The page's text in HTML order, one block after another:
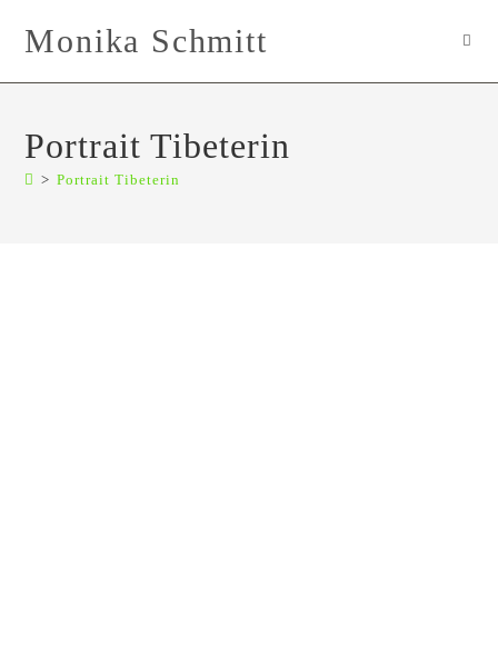
InhaltMonika Schmitt
Portrait Tibeterin
> Portrait Tibeterin